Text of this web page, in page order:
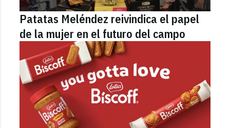
Patatas Meléndez reivindica el papel
de la mujer en el futuro del campo